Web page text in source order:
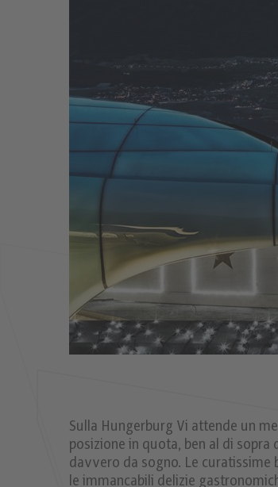
Sulla Hungerburg Vi attende un
posizione in quota, ben al di
davvero da sogno. Le curatissime
le immancabili delizie